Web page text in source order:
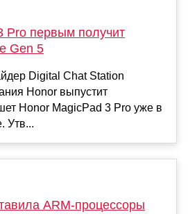
Pro первым получит
Gen 5
Digital Chat Station
Honor выпустит
Honor MagicPad 3 Pro уже в
Утв...
ARM-процессоры